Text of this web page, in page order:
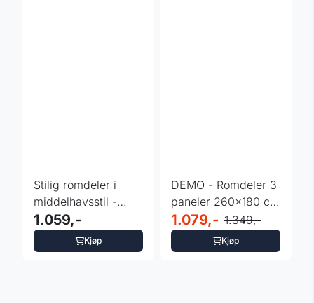
Stilig romdeler i
middelhavsstil -
oransje
1.059,-
Kjøp
DEMO - Romdeler 3
paneler 260x180 cm
i hvit
1.079,- 1.349,-
Kjøp